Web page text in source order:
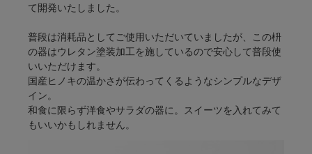
て開発いたしました。
普段は消耗品としてご使用いただいていましたが、この枡
の器はウレタン塗装加工を施しているので安心して普段使
いいただけます。
国産ヒノキの温かさが伝わってくるようなシンプルなデザ
イン。
和食に限らず洋食やサラダの器に。スイーツを入れてみて
もいいかもしれません。